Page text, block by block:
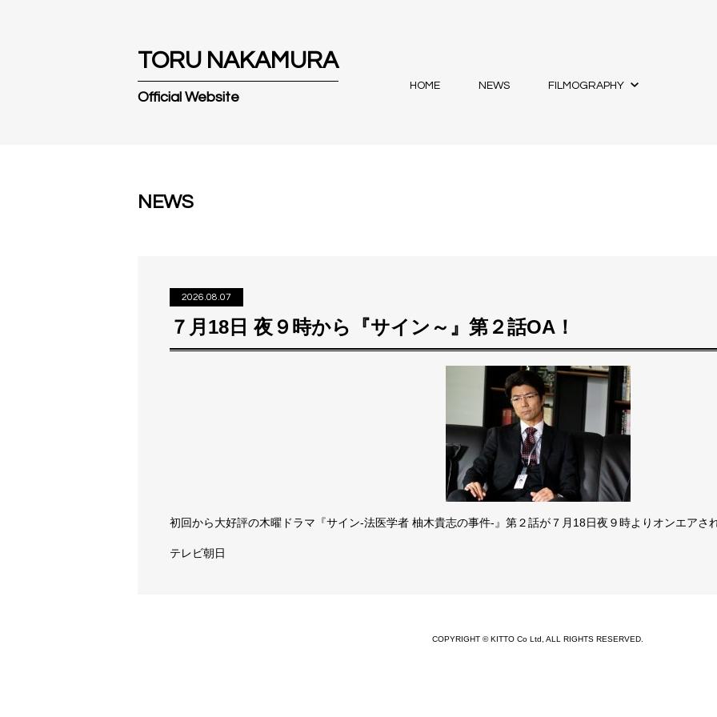
TORU NAKAM URA
Official Website
HOME NEWS FILMOGRAPHY
NEWS
2026.08.07
７月18日 夜９時から『サイン～』第２話OA！
初回から大好評の木曜ドラマ『サイン-法医学者 柚木貴志の事件-』第２話が７月18日夜９時よりオンエアさ
テレビ朝日
COPYRIGHT © KITTO Co Ltd, ALL RIGHTS RESERVED.